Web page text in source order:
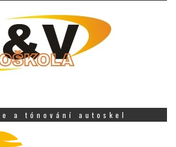
a tónování autoskel